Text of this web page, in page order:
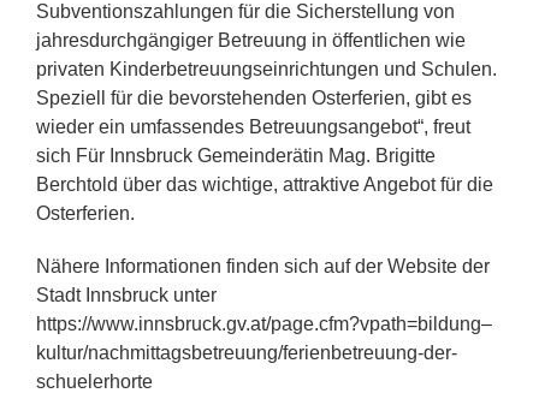
Subventionszahlungen für die Sicherstellung von
jahresdurchgängiger Betreuung in öffentlichen wie
privaten Kinderbetreuungseinrichtungen und Schulen.
Speziell für die bevorstehenden Osterferien, gibt es
wieder ein umfassendes Betreuungsangebot“, freut
sich Für Innsbruck Gemeinderätin Mag. Brigitte
Berchtold über das wichtige, attraktive Angebot für die
Osterferien.
Nähere Informationen finden sich auf der Website der
Stadt Innsbruck unter
https://www.innsbruck.gv.at/page.cfm?vpath=bildung–
kultur/nachmittagsbetreuung/ferienbetreuung-der-
schuelerhorte